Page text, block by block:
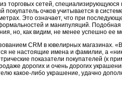
торговых сетей,
покупатель очков учитывается в
Это означает, что при
и манипуляций.
но, как видим, не менее успешно ее
CRM в ювелирных магазинах.
не настоящие имена и фамилии, а
показатели покупателей (к
дорогих и очень дорогих
какое-либо украшение, удачно